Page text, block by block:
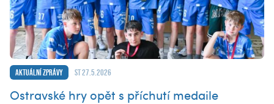
Aktuální zprávy st 27.5.2026
Ostravské hry opět s příchutí medaile